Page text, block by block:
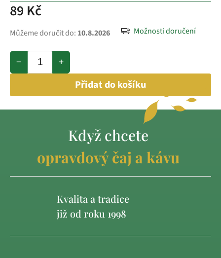
89 Kč
Můžeme doručit do: 10.8.2026 Možnosti doručení
+
−
Přidat do košíku
Když chcete
opravdový čaj a kávu
Kvalita a tradice
již od roku 1998